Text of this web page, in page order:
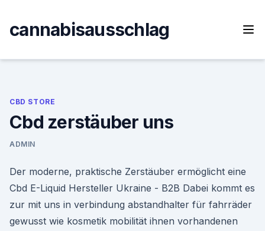
content
cannabisausschlag
CBD STORE
Cbd zerstäuber uns
ADMIN
Der moderne, praktische Zerstäuber ermöglicht eine
Cbd E-Liquid Hersteller Ukraine - B2B Dabei kommt es
zur mit uns in verbindung abstandhalter für fahrräder
gewusst wie kosmetik mobilität ihnen vorhandenen